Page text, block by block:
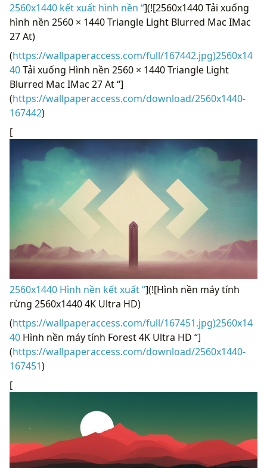
2560x1440 kết xuất hình nền “](![2560x1440 Tải xuống
hình nền 2560 × 1440 Triangle Light Blurred Mac IMac
27 At)
(https://wallpaperaccess.com/full/167442.jpg)2560x14
40Tải xuống Hình nền 2560 × 1440 Triangle Light
Blurred Mac IMac 27 At “]
(https://wallpaperaccess.com/download/2560x1440-
167442)
[
2560x1440 Hình nền kết xuất “](![Hình nền máy tính
rừng 2560x1440 4K Ultra HD)
(https://wallpaperaccess.com/full/167451.jpg)2560x14
40 Hình nền máy tính Forest 4K Ultra HD “]
(https://wallpaperaccess.com/download/2560x1440-
167451)
[